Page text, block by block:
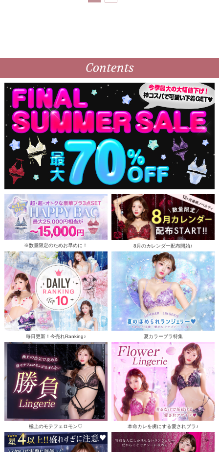
Contents
※数量限定のためお早めに！ 8月のカレンダー配布開始♪
毎日更新！今売れRanking♪ 夏カラーブラ特集
極上のモテフェロモン♡ 本命カレを虜にする愛されブラ♪